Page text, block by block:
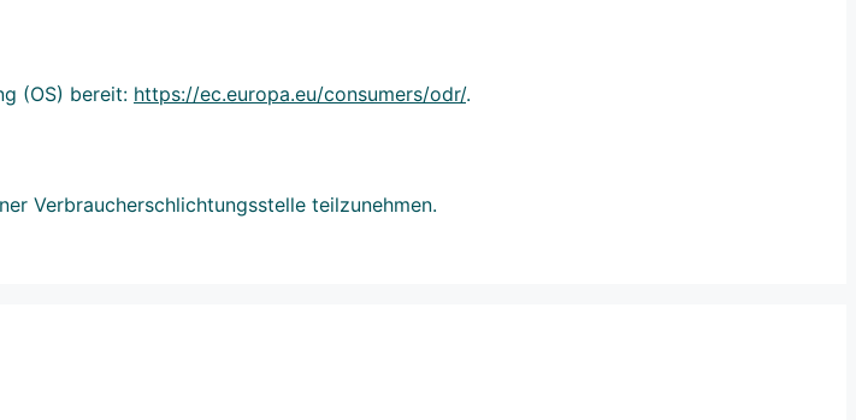
(OS) bereit: https://ec.europa.eu/consumers/odr/.
Verbraucherschlichtungsstelle teilzunehmen.